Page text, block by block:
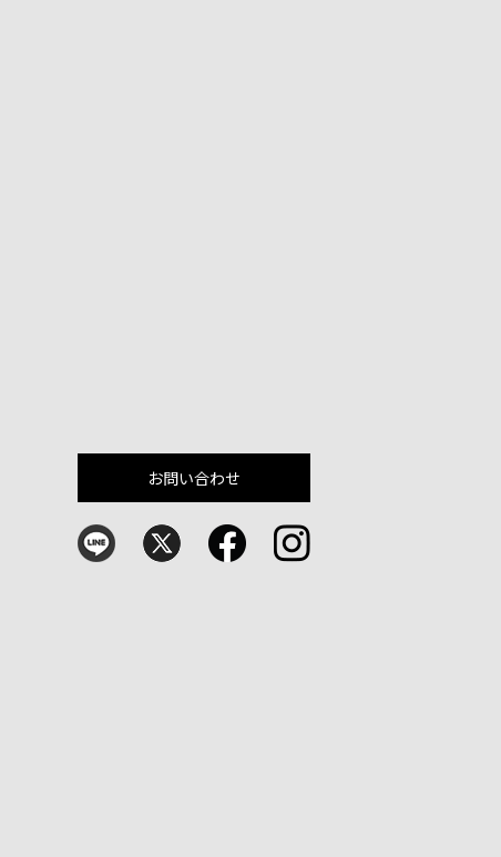
お問い合わせ